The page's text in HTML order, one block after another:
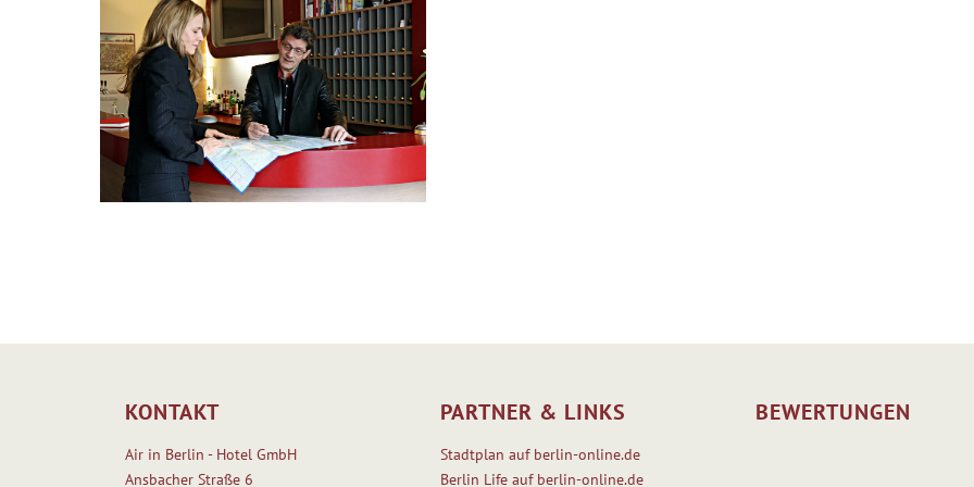
KONTAKT
Air in Berlin - Hotel GmbH
Ansbacher Straße 6
PARTNER & LINKS
Stadtplan auf berlin-online.de
Berlin Life auf berlin-online.de
BEWERTUNGEN